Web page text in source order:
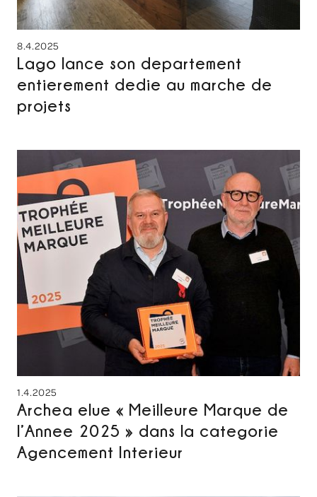
8.4.2025
Lago lance son departement
entierement dedie au marche de
projets
1.4.2025
Archea elue « Meilleure Marque de
l’Annee 2025 » dans la categorie
Agencement Interieur